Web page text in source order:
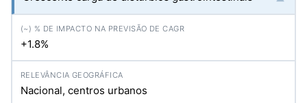
+1.8%
Nacional, centros urbanos